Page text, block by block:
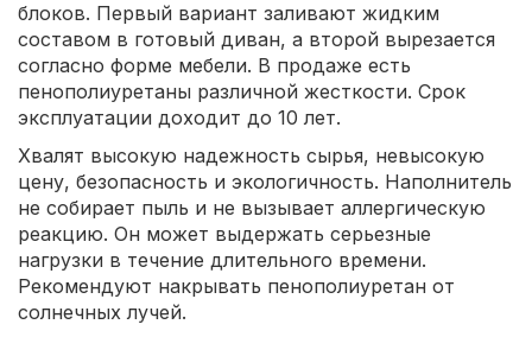
блоков. Первый вариант заливают жидким
составом в готовый диван, а второй вырезается
согласно форме мебели. В продаже есть
пенополиуретаны различной жесткости. Срок
эксплуатации доходит до 10 лет.
Хвалят высокую надежность сырья, невысокую
цену, безопасность и экологичность. Наполнитель
не собирает пыль и не вызывает аллергическую
реакцию. Он может выдержать серьезные
нагрузки в течение длительного времени.
Рекомендуют накрывать пенополиуретан от
солнечных лучей.